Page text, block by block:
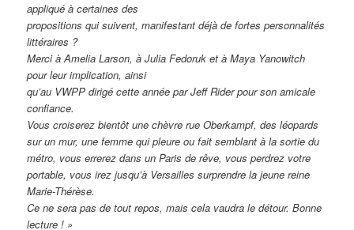
appliqué à certaines des
propositions qui suivent, manifestant déjà de fortes personnalités
littéraires ?
Merci à Amelia Larson, à Julia Fedoruk et à Maya Yanowitch
pour leur implication, ainsi
qu’au VWPP dirigé cette année par Jeff Rider pour son amicale
confiance.
Vous croiserez bientôt une chèvre rue Oberkampf, des léopards
sur un mur, une femme qui pleure ou fait semblant à la sortie du
métro, vous errerez dans un Paris de rêve, vous perdrez votre
portable, vous irez jusqu’à Versailles surprendre la jeune reine
Marie-Thérèse.
Ce ne sera pas de tout repos, mais cela vaudra le détour. Bonne
lecture ! »